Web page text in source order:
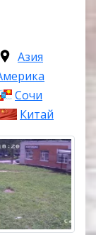
Азия
Сочи
Китай